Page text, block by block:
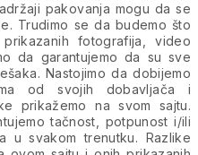
pakovanja mogu da se
Trudimo se da budemo što
fotografija, video
da garantujemo da su sve
Nastojimo da dobijemo
od svojih dobavljača i
prikažemo na svom sajtu.
tačnost, potpunost i/ili
u svakom trenutku. Razlike